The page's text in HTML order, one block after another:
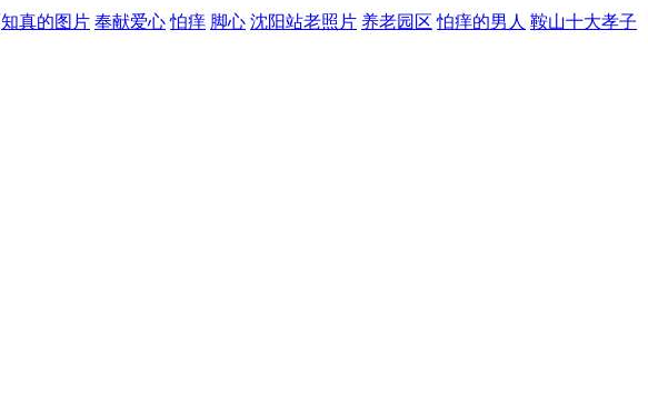
知真的图片 奉献爱心 怕痒 脚心 沈阳站老照片 养老园区 怕痒的男人 鞍山十大孝子